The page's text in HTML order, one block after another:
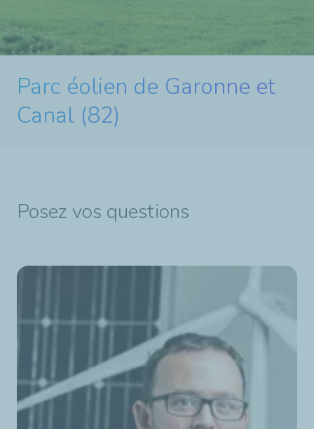
Parc éolien de Garonne et
Canal (82)
Posez vos questions